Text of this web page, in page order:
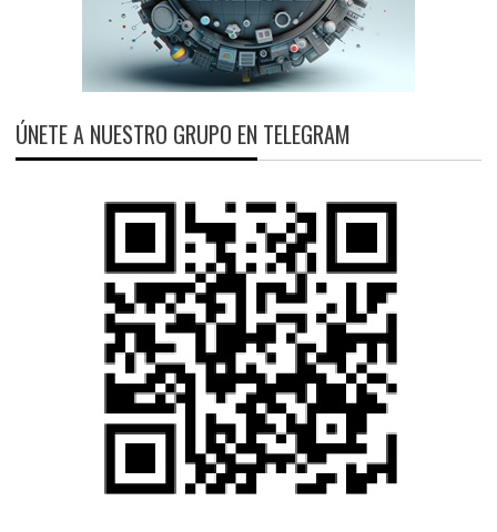
ÚNETE A NUESTRO GRUPO EN TELEGRAM